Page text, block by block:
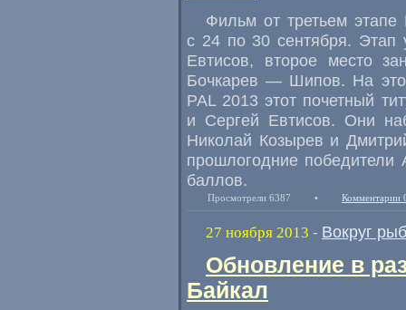
Фильм от третьем этапе
с 24 по 30 сентября.
Евтисов, второе место
Бочкарев — Шипов. На
PAL 2013 этот почетный
и Сергей Евтисов. Они
Николай Козырев и
прошлогодние
баллов.
Просмотрели 6387 • Комментарии
27 ноября 2013 - Вокруг
Обновление в
Байкал